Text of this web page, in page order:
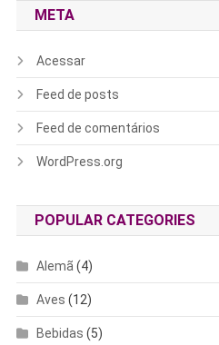
META
Acessar
Feed de posts
Feed de comentários
WordPress.org
POPULAR CATEGORIES
Alemã (4)
Aves (12)
Bebidas (5)